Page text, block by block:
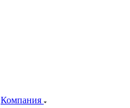
Компания